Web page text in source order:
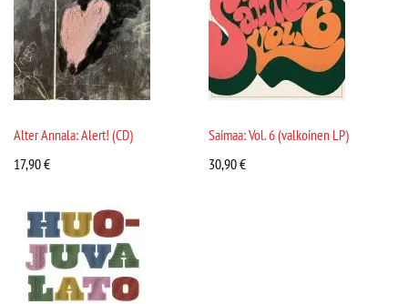
Alter Annala: Alert! (CD)
17,90€
Saimaa: Vol. 6 (valkoinen LP)
30,90€